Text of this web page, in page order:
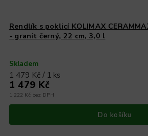
Rendlík s poklicí KOLIMAX
- granit černý, 22 cm, 3,0 l
Skladem
1 222 Kč bez DPH
1 479 Kč
1 479 Kč / 1 ks
Do košíku